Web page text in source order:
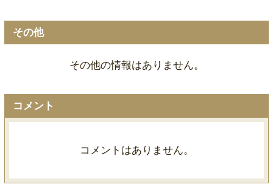
その他
その他の情報はありません。
コメント
コメントはありません。